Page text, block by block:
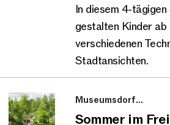
In diesem 4-
gestalten Kinder ab
verschiedenen
Stadtansichten.
Museumsdorf
Düppel
Sommer im